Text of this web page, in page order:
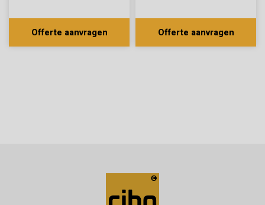
Offerte aanvragen Offerte aanvragen